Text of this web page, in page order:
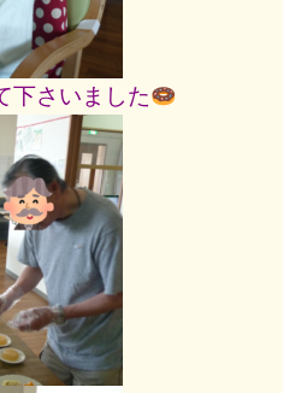
下さいました